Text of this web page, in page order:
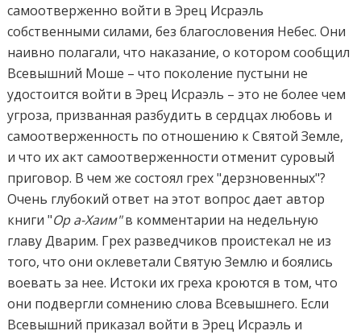
самоотверженно войти в Эрец Исраэль
собственными силами, без благословения Небес. Они
наивно полагали, что наказание, о котором сообщил
Всевышний Моше – что поколение пустыни не
удостоится войти в Эрец Исраэль – это не более чем
угроза, призванная разбудить в сердцах любовь и
самоотверженность по отношению к Святой Земле,
и что их акт самоотверженности отменит суровый
приговор. В чем же состоял грех "дерзновенных"?
Очень глубокий ответ на этот вопрос дает автор
книги "Ор а-Хаим"в комментарии на недельную
главу Дварим. Грех разведчиков проистекал не из
того, что они оклеветали Святую Землю и боялись
воевать за нее. Истоки их греха кроются в том, что
они подвергли сомнению слова Всевышнего. Если
Всевышний приказал войти в Эрец Исраэль и